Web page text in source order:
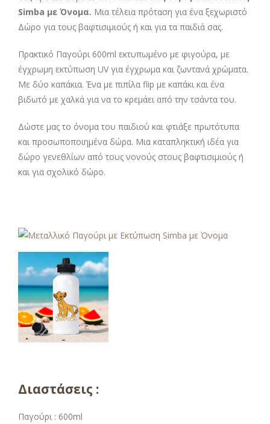
Simba με Όνομα. Μια τέλεια πρόταση για ένα ξεχωριστό
Δώρο για τους βαφτισιμιούς ή και για τα παιδιά σας.
Πρακτικό Παγούρι 600ml εκτυπωμένο με φιγούρα, με
έγχρωμη εκτύπωση UV για έγχρωμα και ζωντανά χρώματα.
Με δύο καπάκια. Ένα με πιπίλα flip με καπάκι και ένα
βιδωτό με χαλκά για να το κρεμάει από την τσάντα του.
Δώστε μας το όνομα του παιδιού και φτιάξε πρωτότυπα
και προσωποποιημένα δώρα. Μια καταπληκτική ιδέα για
δώρο γενεθλίων από τους νονούς στους βαφτισιμιούς ή
και για σχολικό δώρο.
Διαστάσεις :
Παγούρι : 600ml